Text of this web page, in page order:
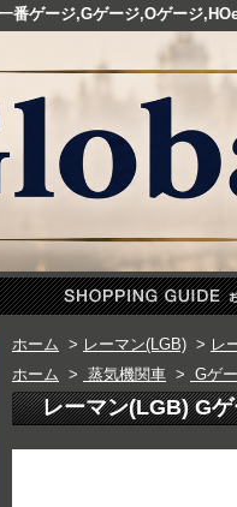
番ゲージ,Gゲージ,Oゲージ
ホーム > レーマン(LGB) > レ
ホーム > 蒸気機関車 > Gゲ
レーマン(LGB) G